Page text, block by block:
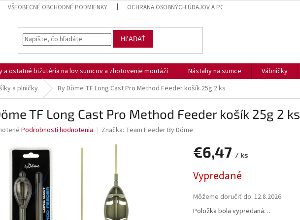
VŠEOBECNÉ OBCHODNÉ PODMIENKY OCHRANA OSOBNÝCH ÚDAJOV A POUČENIE O COOKIES
HĽADAŤ
a ostatné bižutéria na lov sumcov a zhotovenie montáží Nástahy na sumce Vábničky
a plničky By Döme TF Long Cast Pro Method Feeder košík 25g 2 ks
TF Long Cast Pro Method Feeder košík 25g 2 ks
Podrobnosti hodnotenia Značka: Team Feeder By Döme
€6,47 / ks
cena:
Vypredané
Môžeme doručiť do: 12.8.2026
Položka bola vypredaná…